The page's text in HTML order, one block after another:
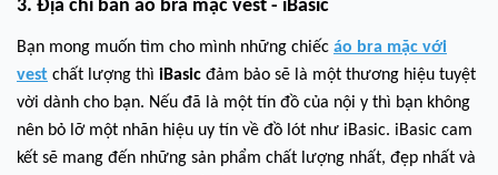
3. Địa chỉ bán áo bra mặc vest - iBasic
Bạn mong muốn tìm cho mình những chiếc áo bra mặc với
vest chất lượng thì iBasic đảm bảo sẽ là một thương hiệu tuyệt
vời dành cho bạn. Nếu đã là một tín đồ của nội y thì bạn không
nên bỏ lỡ một nhãn hiệu uy tín về đồ lót như iBasic. iBasic cam
kết sẽ mang đến những sản phẩm chất lượng nhất, đẹp nhất và